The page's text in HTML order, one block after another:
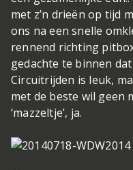
met z’n drieën op tijd
ons na een snelle
rennend richting
gedachte te binnen
Circuitrijden is leuk,
met de beste wil geen
‘mazzeltje’, ja.